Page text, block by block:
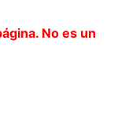
No es un